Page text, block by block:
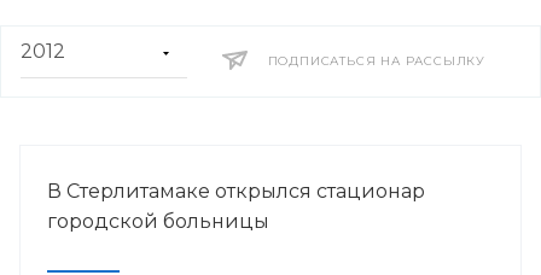
ПОДПИСАТЬСЯ НА РАССЫЛКУ
В Стерлитамаке открылся стационар
городской больницы